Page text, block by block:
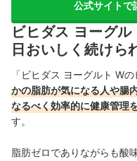
公式サイトで
ビヒダス ヨーグ
日おいしく続けら
「ビヒダス ヨーグルト Wの
かの脂肪が気になる人や腸
なるべく効率的に健康管理
す。
脂肪ゼロでありながらも酸